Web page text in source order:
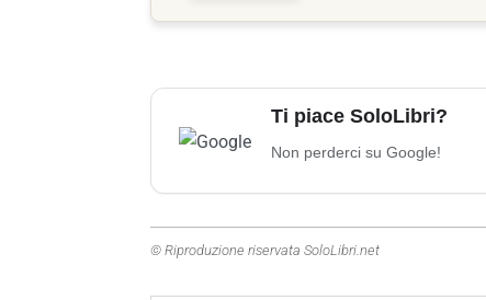
Ti piace SoloLibri?
Non perderci su Google!
© Riproduzione riservata SoloLibri.net